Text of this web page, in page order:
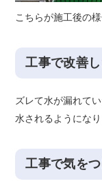
こちらが施工後の様
工事で改善
ズレて水が漏れて
水されるようにな
工事で気を